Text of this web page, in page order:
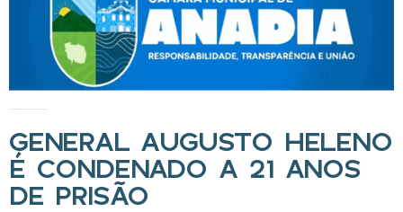
GENERAL AUGUSTO HELENO
É CONDENADO A 21 ANOS
DE PRISÃO